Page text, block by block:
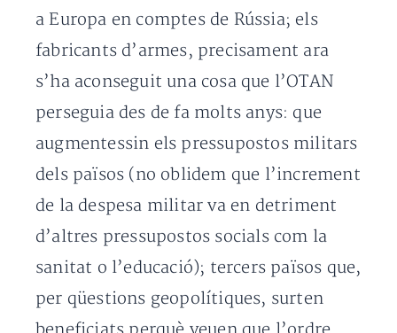
a Europa en comptes de Rússia; els
fabricants d’armes, precisament ara
s’ha aconseguit una cosa que l’OTAN
perseguia des de fa molts anys: que
augmentessin els pressupostos militars
dels països­ (no oblidem que l’increment
de la despesa militar va en detriment
d’altres pressupostos socials com la
sanitat o l’educació); tercers països que,
per qüestions geopolítiques, surten